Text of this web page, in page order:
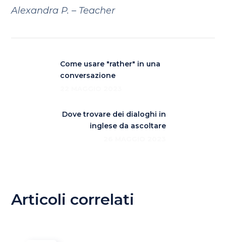
Alexandra P. – Teacher
Come usare "rather" in una
conversazione
Dove trovare dei dialoghi in
inglese da ascoltare
Articoli correlati